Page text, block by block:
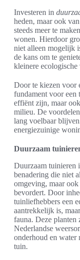
Investeren in
heden, maar ook
steeds meer te
wonen. Hierdoor
niet alleen mogelijk
de kans om te
kleinere
Door te kiezen voor
fundament voor een
effiënt zijn, maar
milieu. De
lang voelbaar
energiezuinige
Duurzaam
Duurzaam tuinieren
benadering die niet
omgeving, maar
bevordert. Door
tuinliefhebbers een
aantrekkelijk is,
fauna. Deze planten
Nederlandse
onderhoud en water
tuin.